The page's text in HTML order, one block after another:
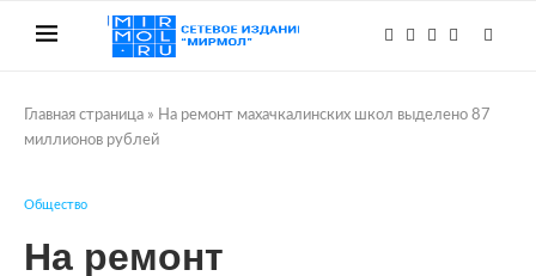
Главная страница » На ремонт махачкалинских школ выделено 87
миллионов рублей
Общество
На ремонт